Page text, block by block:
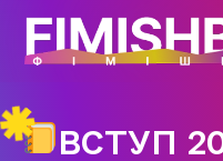
ГОЛОВНА
ІНДУСТРІЇ
ВСТУП